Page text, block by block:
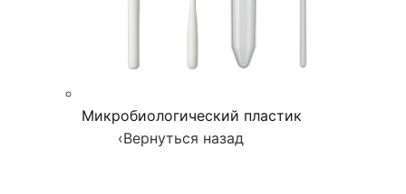
Микробиологический пластик
‹Вернуться назад